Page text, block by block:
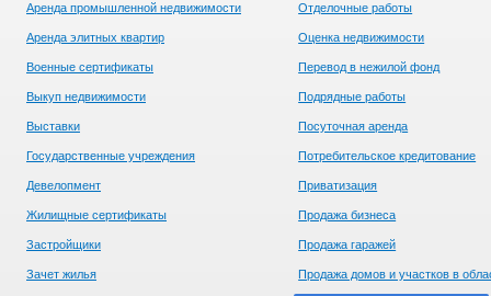
Аренда промышленной недвижимости
Аренда элитных квартир
Военные сертификаты
Выкуп недвижимости
Выставки
Государственные учреждения
Девелопмент
Жилищные сертификаты
Застройщики
Зачет жилья
Отделочные работы
Оценка недвижимости
Перевод в нежилой фонд
Подрядные работы
Посуточная аренда
Потребительское кредитование
Приватизация
Продажа бизнеса
Продажа гаражей
Продажа домов и участков в